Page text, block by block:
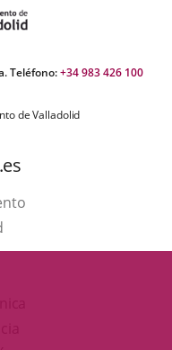
Teléfono:+34 983 426 100
de Valladolid